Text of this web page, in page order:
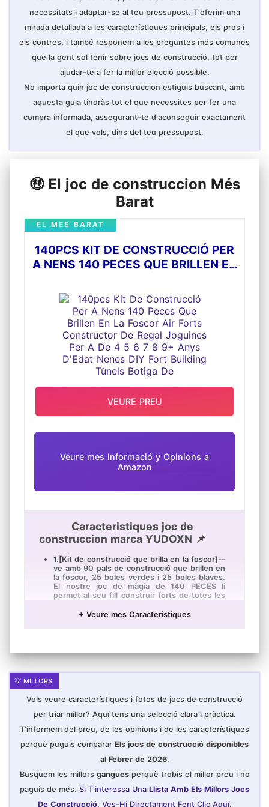
contacte amb nosaltres per correu
electrònic.
necessitats i adaptar-se al teu pressupost. T'oferim una
mirada detallada a les característiques principals, els pros i
els contres, i també responem a les preguntes més comunes
que la gent sol tenir sobre jocs de construcció, tot per
ajudar-te a fer la millor elecció possible.
No importa quin joc de construccion estiguis buscant, amb
aquesta guia tindràs tot el que necessites per fer una
compra informada, assegurant-te d'aconseguir exactament
el que vols, dins del teu pressupost.
🤑 El joc de construccion Més
Barat
140PCS KIT DE CONSTRUCCIÓ PER
A NENS 140 PECES QUE BRILLEN EN
CONSTRUCTOR DE REGAL
JOGUINES PER A DE 4 5 6 7 8 9+
ANYS D'EDAT NENES DIY FORT
BUILDING TÚNELS BOTIGA DE
EL MES BARAT
Veure mes Informació y Opinions a
Amazon
Caracteristiques joc de
construccion marca YUDOXN 📌
1.[Kit de construcció que brilla en la foscor]--
ve amb 90 pals de construcció que brillen en
la foscor, 25 boles verdes i 25 boles blaves.
El nostre joc de màgia de 140 PECES li
permet al seu fill construir forts de totes les
inclosa) Nota: Si us plau, col·loqui els kits de
2.[Kits de construcció per a nens i nenes]--
per a nens estan dissenyats per a nens de 4
cova, carpa de jocs, coet, casa, iglú, castell
de princesa, túnel, només agregui un llençol
fills creuen el seu món de fantasia i se
submergeixin en ell durant hores!
3.[Fàcil de construir i durador]--fet amb
plàstic de primera qualitat, simplement
insereixi giri les varetes en les boles, el
desmunta fàcilment.Les peces romandran
connectades de manera segura, per la qual
cosa no ha de preocupar-se per estructures
col·lapsant.
VEURE PREU
+ Veure mes Caracteristiques
Vols veure característiques i fotos de jocs de construcció
per triar millor? Aquí tens una selecció clara i pràctica.
T'informem del preu, de les opinions i de les característiques
perquè puguis comparar Els jocs de construcció disponibles
al Febrer de 2026.
Busquem les millors ganguesperquè trobis el millor preu i no
paguis de més. Si T'interessa Una Llista Amb Els Millors Jocs
De Construcció, Ves-Hi Directament Fent Clic Aquí.